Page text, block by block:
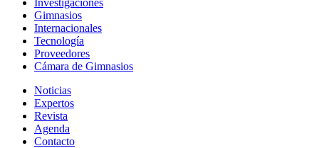
Investigaciones
Gimnasios
Internacionales
Tecnología
Proveedores
Cámara de Gimnasios
Noticias
Expertos
Revista
Agenda
Contacto